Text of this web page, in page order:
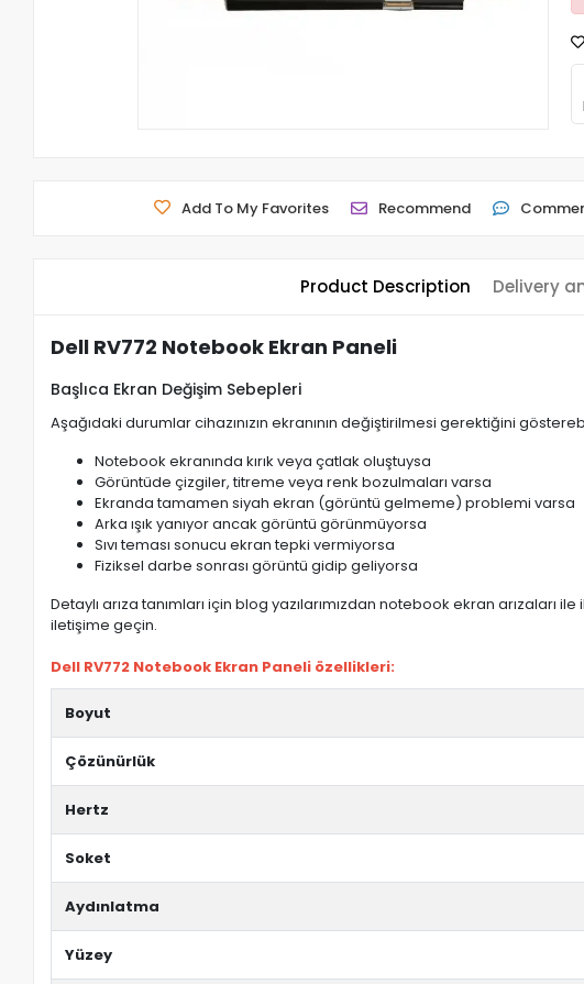
Add To My Favorites Recommend
Product Description Delivery
Dell RV772 Notebook Ekran Paneli
Başlıca Ekran Değişim Sebepleri
Aşağıdaki durumlar cihazınızın ekranının değiştirilmesi gerektiğini
Notebook ekranında kırık veya çatlak oluştuysa
Görüntüde çizgiler, titreme veya renk bozulmaları varsa
Ekranda tamamen siyah ekran (görüntü gelmeme) problemi varsa
Arka ışık yanıyor ancak görüntü görünmüyorsa
Sıvı teması sonucu ekran tepki vermiyorsa
Fiziksel darbe sonrası görüntü gidip geliyorsa
Detaylı arıza tanımları için blog yazılarımızdan notebook ekran
iletişime geçin.
Dell RV772 Notebook Ekran Paneli özellikleri:
Boyut
Çözünürlük
Hertz
Soket
Aydınlatma
Yüzey